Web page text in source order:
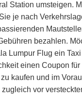
Station umsteigen.
je nach
bezahlen.
Lumpur Flug ein
einen Coupon für
kaufen und im
vor